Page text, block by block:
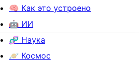
🧠 Как это устроено
🤖 ИИ
🧬 Наука
🪐 Космос